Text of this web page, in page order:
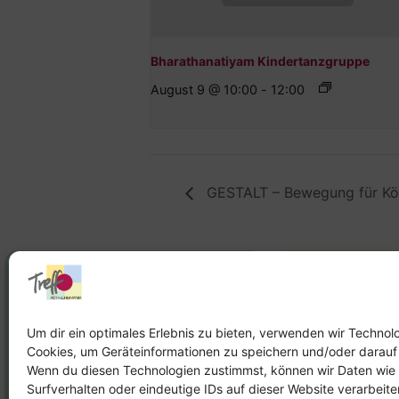
Um dir ein optimales Erlebnis zu bieten, verwenden wir
Cookies, um Geräteinformationen zu speichern und/oder
Wenn du diesen Technologien zustimmst, können wir Daten wie
Surfverhalten oder eindeutige IDs auf dieser Website
Bharathanatiyam Kindertanzgruppe
August 9 @ 10:00 - 12:00
GESTALT – Bewegung für
Stadtteilhaus
Tel.:09131-9232777
E-Mail: leitung@treffpunkt-
roethelheimpark.de
Tel.: Telefon:
E-Mail: